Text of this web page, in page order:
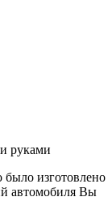
руками
было изготовлено
автомобиля Вы